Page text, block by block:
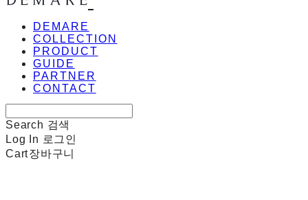
DEMARE
COLLECTION
PRODUCT
GUIDE
PARTNER
CONTACT
Search 검색
Log In 로그인
Cart장바구니